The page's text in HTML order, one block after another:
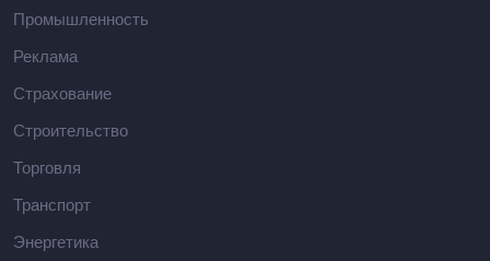
Промышленность
Реклама
Страхование
Строительство
Торговля
Транспорт
Энергетика